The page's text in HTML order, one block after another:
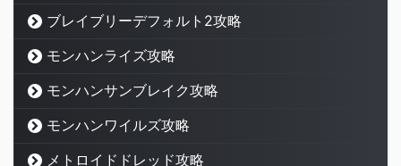
ブレイブリーデフォルト2攻略
モンハンライズ攻略
モンハンサンブレイク攻略
モンハンワイルズ攻略
メトロイドドレッド攻略